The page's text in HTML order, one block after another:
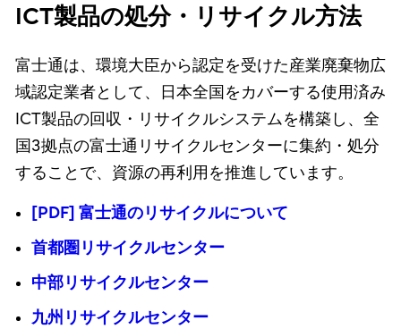
ICT製品の処分・リサイクル方法
富士通は、環境大臣から認定を受けた産業廃棄物広
域認定業者として、日本全国をカバーする使用済み
ICT製品の回収・リサイクルシステムを構築し、全
国3拠点の富士通リサイクルセンターに集約・処分
することで、資源の再利用を推進しています。
[PDF] 富士通のリサイクルについて
首都圏リサイクルセンター
中部リサイクルセンター
九州リサイクルセンター